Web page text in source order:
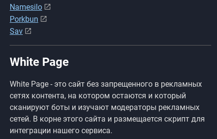
Namesilo
Porkbun
Sav
White Page
White Page - это сайт без запрещенного в рекламных
сетях контента, на котором остаются и который
сканируют боты и изучают модераторы рекламных
сетей. В корне этого сайта и размещается скрипт для
интеграции нашего сервиса.